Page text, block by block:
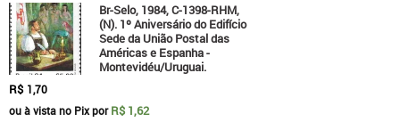
Br-Selo, 1984, C-1398-RHM,
(N). 1º Aniversário do Edifício
Sede da União Postal das
Américas e Espanha -
Montevidéu/Uruguai.
R$ 1,70
ou à vista no Pix porR$ 1,62